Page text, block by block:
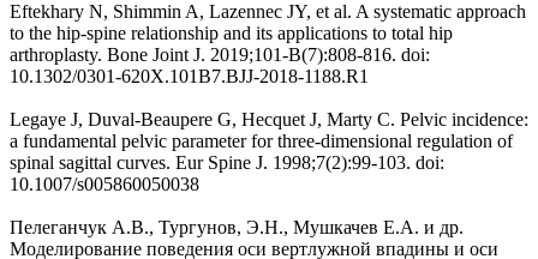
Eftekhary N, Shimmin A, Lazennec JY, et al. A systematic approach
to the hip-spine relationship and its applications to total hip
arthroplasty. Bone Joint J. 2019;101-B(7):808-816. doi:
10.1302/0301-620X.101B7.BJJ-2018-1188.R1
Legaye J, Duval-Beaupere G, Hecquet J, Marty C. Pelvic incidence:
a fundamental pelvic parameter for three-dimensional regulation of
spinal sagittal curves. Eur Spine J. 1998;7(2):99-103. doi:
10.1007/s005860050038
Пелеганчук А.В., Тургунов, Э.Н., Мушкачев Е.А. и др.
Моделирование поведения оси вертлужной впадины и оси